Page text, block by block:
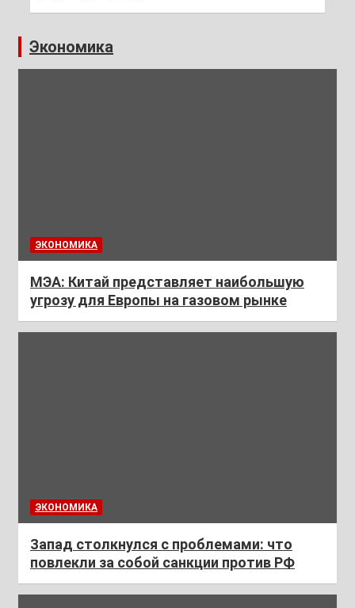
Экономика
ЭКОНОМИКА
МЭА: Китай представляет наибольшую
угрозу для Европы на газовом рынке
ЭКОНОМИКА
Запад столкнулся с проблемами: что
повлекли за собой санкции против РФ